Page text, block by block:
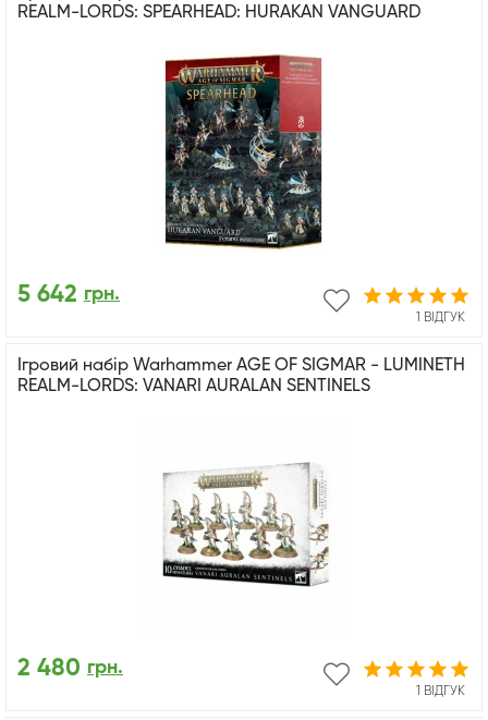
REALM-LORDS: SPEARHEAD: HURAKAN VANGUARD
1 ВІДГУК
5 642 грн.
Ігровий набір Warhammer AGE OF SIGMAR - LUMINETH
REALM-LORDS: VANARI AURALAN SENTINELS
1 ВІДГУК
2 480 грн.